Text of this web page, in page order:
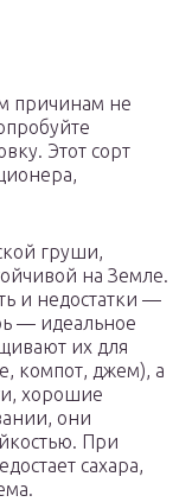
причинам не
Этот сорт
груши,
на Земле.
и недостатки —
— идеальное
их для
компот, джем), а
хорошие
они
При
сахара,